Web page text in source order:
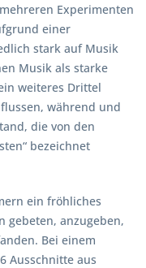
Experimenten
einer
stark auf Musik
Musik als starke
weiteres Drittel
während und
die von den
bezeichnet
ein fröhliches
gebeten, anzugeben,
Bei einem
Ausschnitte aus